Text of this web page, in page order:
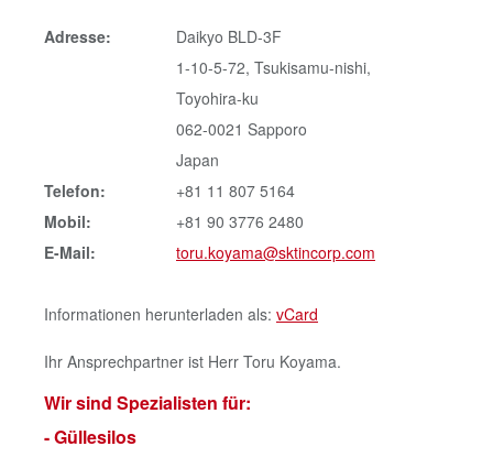
Adresse:
Daikyo BLD-3F
1-10-5-72, Tsukisamu-nishi,
Toyohira-ku
062-0021 Sapporo
Japan
Telefon:
+81 11 807 5164
Mobil:
+81 90 3776 2480
E-Mail:
toru.koyama@sktincorp.com
Informationen herunterladen als: vCard
Ihr Ansprechpartner ist Herr Toru Koyama.
Wir sind Spezialisten für:
- Güllesilos